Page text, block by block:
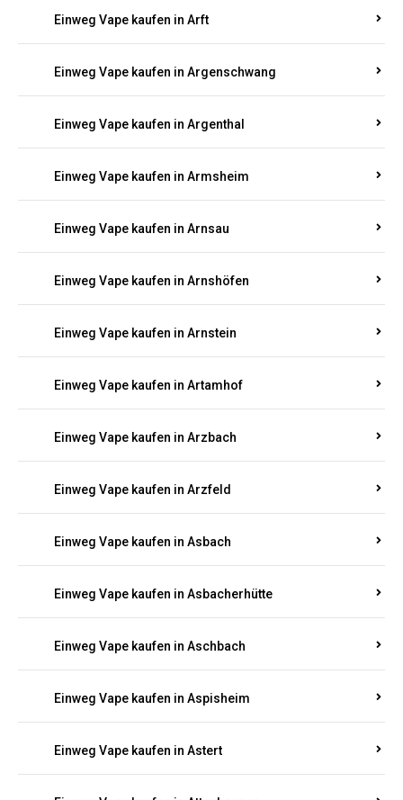
Einweg Vape kaufen in Arft
Einweg Vape kaufen in Argenschwang
Einweg Vape kaufen in Argenthal
Einweg Vape kaufen in Armsheim
Einweg Vape kaufen in Arnsau
Einweg Vape kaufen in Arnshöfen
Einweg Vape kaufen in Arnstein
Einweg Vape kaufen in Artamhof
Einweg Vape kaufen in Arzbach
Einweg Vape kaufen in Arzfeld
Einweg Vape kaufen in Asbach
Einweg Vape kaufen in Asbacherhütte
Einweg Vape kaufen in Aschbach
Einweg Vape kaufen in Aspisheim
Einweg Vape kaufen in Astert